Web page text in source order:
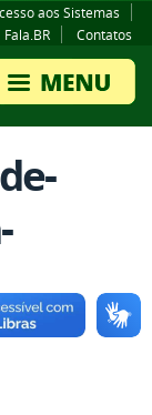
aos Sistemas
Fala.BR Contatos